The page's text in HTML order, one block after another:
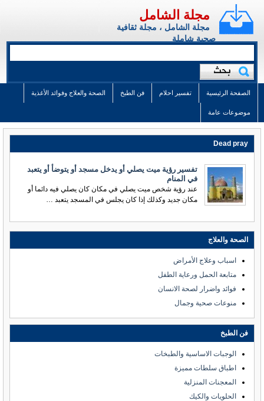
مجلة الشامل
مجلة الشامل ، مجلة ثقافية
صحية شاملة
الصفحة الرئيسية تفسير احلام فن الطبخ الصحة والعلاج وفوائد الأغذية
موضوعات عامة
Dead pray
تفسير رؤية ميت يصلي أو يدخل مسجد أو يتوضأ أو يتعبد
في المنام
عند رؤية شخص ميت يصلي في مكان كان يصلي فيه دائما أو
مكان جديد وكذلك إذا كان يجلس في المسجد يتعبد …
الصحة والعلاج
اسباب وعلاج الأمراض
متابعة الحمل ورعاية الطفل
فوائد واضرار لصحة الانسان
منوعات صحية وجمال
فن الطبخ
الوجبات الاساسية والطبخات
اطباق سلطات مميزة
المعجنات المنزلية
الحلويات والكيك